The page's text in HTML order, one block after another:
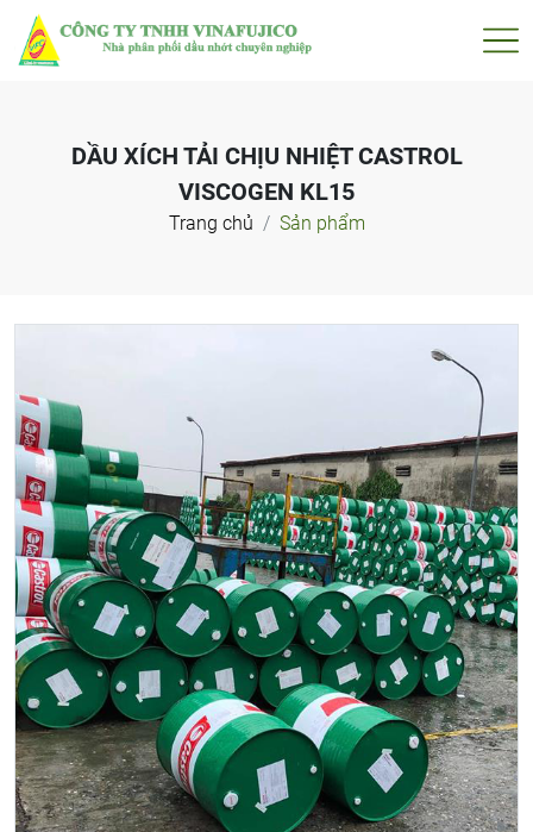
DẦU XÍCH TẢI CHỊU NHIỆT CASTROL
VISCOGEN KL15
Trang chủ Sản phẩm